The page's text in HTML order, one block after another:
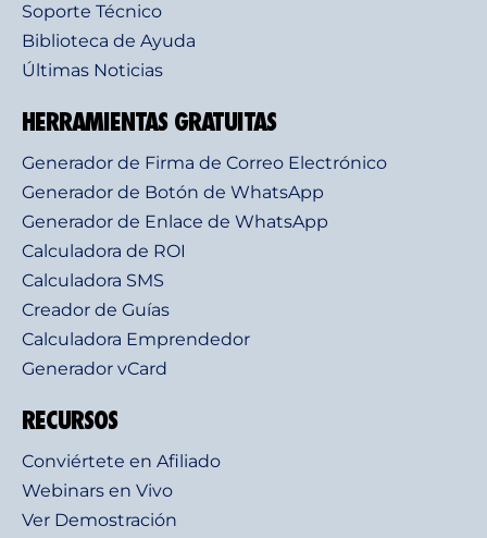
Soporte Técnico
Biblioteca de Ayuda
Últimas Noticias
HERRAMIENTAS GRATUITAS
Generador de Firma de Correo Electrónico
Generador de Botón de WhatsApp
Generador de Enlace de WhatsApp
Calculadora de ROI
Calculadora SMS
Creador de Guías
Calculadora Emprendedor
Generador vCard
RECURSOS
Conviértete en Afiliado
Webinars en Vivo
Ver Demostración